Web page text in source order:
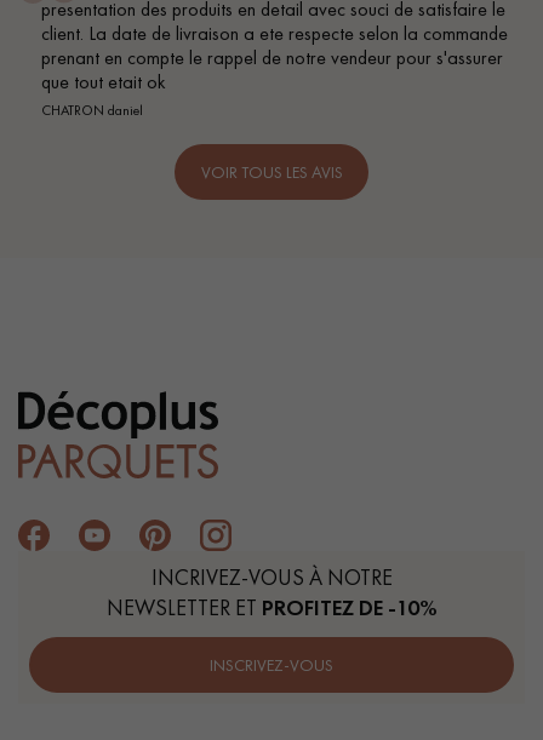
BEILE FRANCK
VOIR TOUS LES AVIS
INCRIVEZ-VOUS À NOTRE
NEWSLETTER ET PROFITEZ DE -10%
INSCRIVEZ-VOUS